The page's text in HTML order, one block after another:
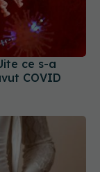
ce s-a
COVID